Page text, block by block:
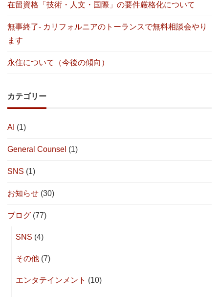
在留資格「技術・人文・国際」の要件厳格化について
無事終了- カリフォルニアのトーランスで無料相談会やり
ます
永住について（今後の傾向）
カテゴリー
AI (1)
General Counsel (1)
SNS (1)
お知らせ (30)
ブログ (77)
SNS (4)
その他 (7)
エンタテインメント (10)